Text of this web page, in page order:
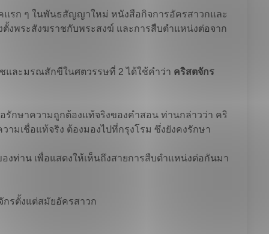
แรก ๆ ในพันธสัญญาใหม่ หนังสือกิจการอัครสาวกและ
งพระสังฆราชกับพระสงฆ์ และการสืบตำแหน่งต่อจาก
และมรณสักขีในศตวรรษที่ 2 ได้ใช้คำว่า คริสตจักร
รักษาความถูกต้องแท้จริงของคำสอน ท่านกล่าวว่า คริ
มเชื่อแท้จริง ต้องมองไปที่กรุงโรม ซึ่งยังคงรักษา
ท่าน เพื่อแสดงให้เห็นถึงสายการสืบตำแหน่งต่อกันมา
รตั้งแต่สมัยอัครสาวก